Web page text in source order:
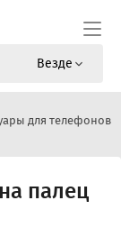
Везде
для телефонов
палец